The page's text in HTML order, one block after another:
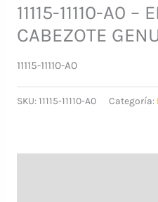
11115-11110-A0 –
CABEZOTE
11115-11110-A0
SKU:11115-11110-A0 Categoría: